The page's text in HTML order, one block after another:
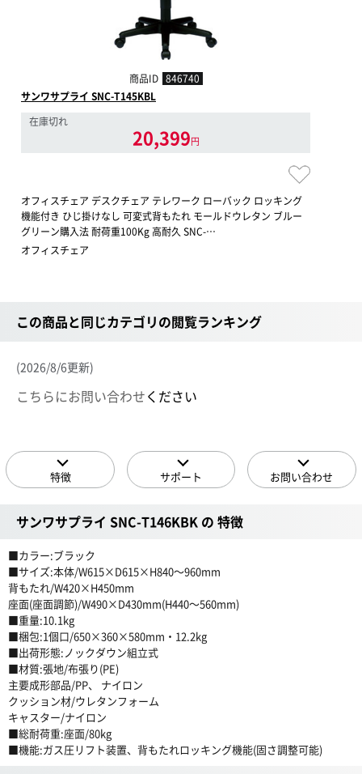
商品ID 846740
サンワサプライ SNC-T145KBL
在庫切れ
20,399円
オフィスチェア デスクチェア テレワーク ローバック ロッキング
機能付き ひじ掛けなし 可変式背もたれ モールドウレタン ブルー
グリーン購入法 耐荷重100Kg 高耐久 SNC-…
オフィスチェア
この商品と同じカテゴリの閲覧ランキング
(2026/8/6更新)
こちらにお問い合わせください
特徴 サポート お問い合わせ
サンワサプライ SNC-T146KBK の 特徴
■カラー:ブラック
■サイズ:本体/W615×D615×H840〜960mm
背もたれ/W420×H450mm
座面(座面調節)/W490×D430mm(H440〜560mm)
■重量:10.1kg
■梱包:1個口/650×360×580mm・12.2kg
■出荷形態:ノックダウン組立式
■材質:張地/布張り(PE)
主要成形部品/PP、 ナイロン
クッション材/ウレタンフォーム
キャスター/ナイロン
■総耐荷重:座面/80kg
■機能:ガス圧リフト装置、背もたれロッキング機能(固さ調整可能)